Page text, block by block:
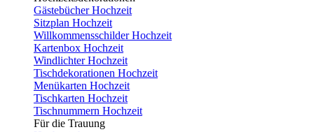
Gästebücher Hochzeit
Sitzplan Hochzeit
Willkommensschilder Hochzeit
Kartenbox Hochzeit
Windlichter Hochzeit
Tischdekorationen Hochzeit
Menükarten Hochzeit
Tischkarten Hochzeit
Tischnummern Hochzeit
Für die Trauung